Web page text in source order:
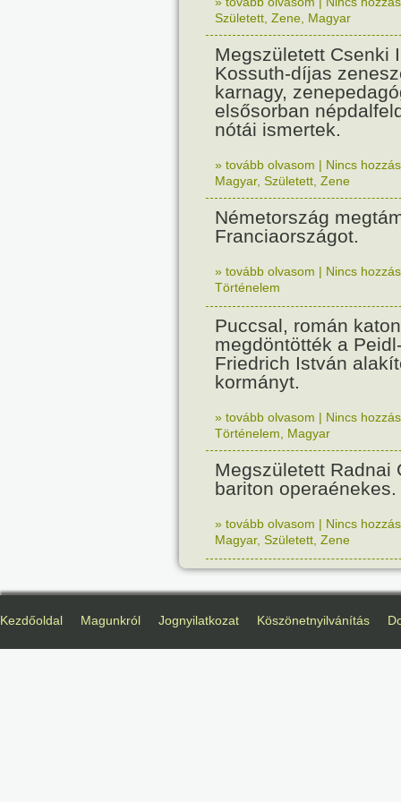
Született Zene Magyar
Megszületett Csenki
Kossuth-díjas
karnagy,
elsősorban
nótái ismertek.
» tovább olvasom | Nincs
Magyar, Született Zene
Németország
Franciaországot.
» tovább olvasom | Nincs
Történelem
Puccsal, román
megdöntötték a
Friedrich István
kormányt.
» tovább olvasom | Nincs
Történelem
Magyar
Megszületett Radnai
bariton operaénekes.
» tovább olvasom | Nincs
Magyar, Született Zene
Kezdőoldal Magunkról Jognyilatkozat Köszönetnyilvánítás